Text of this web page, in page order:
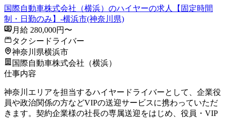
国際自動車株式会社（横浜）のハイヤーの求人【固定時間
制・日勤のみ】-横浜市(神奈川県)
月給 280,000円〜
タクシードライバー
神奈川県横浜市
国際自動車株式会社（横浜）
仕事内容
神奈川エリアを担当するハイヤードライバーとして、企業役
員や政治関係の方などVIPの送迎サービスに携わっていただ
きます。契約企業様の社長の専属送迎をはじめ、役員・VIP